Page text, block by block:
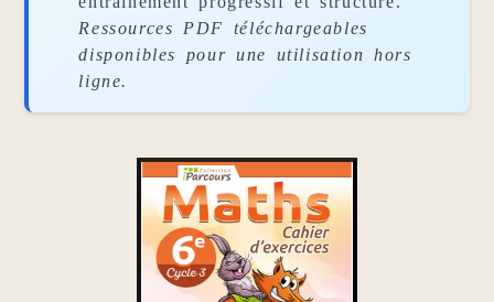
Ressources PDF téléchargeables
disponibles pour une utilisation hors
ligne.